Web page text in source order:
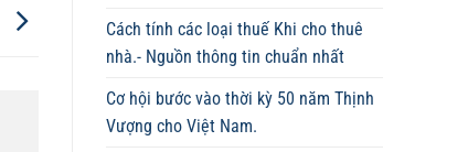
Cách tính các loại thuế Khi cho thuê
nhà.- Nguồn thông tin chuẩn nhất
Cơ hội bước vào thời kỳ 50 năm Thịnh
Vượng cho Việt Nam.